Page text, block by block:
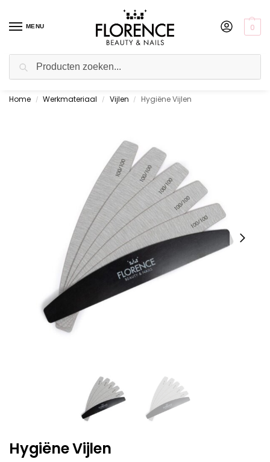
MENU 0
Gratis ophalen in de showroom
Home / Werkmateriaal / Vijlen / Hygiëne Vijlen
Hygiëne Vijlen